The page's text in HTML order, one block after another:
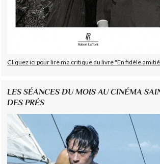
Cliquez ici pour lire ma critique du livre "En fidèle
LES SÉANCES DU MOIS AU CINÉMA
DES PRÉS